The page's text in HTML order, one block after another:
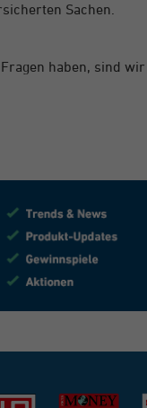
Sachen.
haben, sind wir